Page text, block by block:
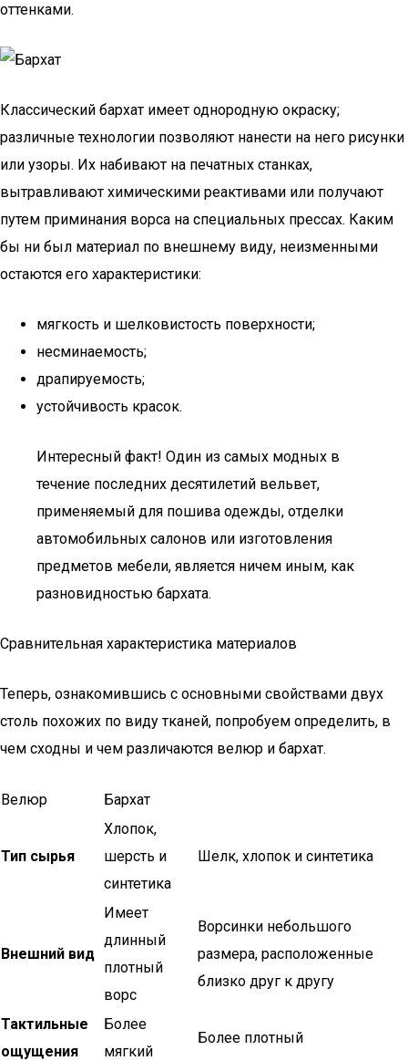
оттенками.
Классический бархат имеет однородную окраску;
различные технологии позволяют нанести на него рисунки
или узоры. Их набивают на печатных станках,
вытравливают химическими реактивами или получают
путем приминания ворса на специальных прессах. Каким
бы ни был материал по внешнему виду, неизменными
остаются его характеристики:
мягкость и шелковистость поверхности;
несминаемость;
драпируемость;
устойчивость красок.
Интересный факт! Один из самых модных в
течение последних десятилетий вельвет,
применяемый для пошива одежды, отделки
автомобильных салонов или изготовления
предметов мебели, является ничем иным, как
разновидностью бархата.
Сравнительная характеристика материалов
Теперь, ознакомившись с основными свойствами двух
столь похожих по виду тканей, попробуем определить, в
чем сходны и чем различаются велюр и бархат.
Велюр Бархат
Тип сырья
Хлопок,
шерсть и
синтетика
Шелк, хлопок и синтетика
Внешний вид
Имеет
длинный
плотный
ворс
Ворсинки небольшого
размера, расположенные
близко друг к другу
Тактильные
ощущения
Более
мягкий
Более плотный